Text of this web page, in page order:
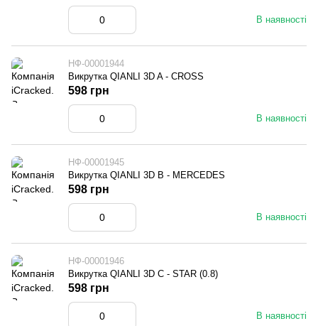
В наявності
НФ-00001944
Викрутка QIANLI 3D A - CROSS
В наявності
598 грн
НФ-00001945
Викрутка QIANLI 3D B - MERCEDES
В наявності
598 грн
НФ-00001946
Викрутка QIANLI 3D C - STAR (0.8)
В наявності
598 грн